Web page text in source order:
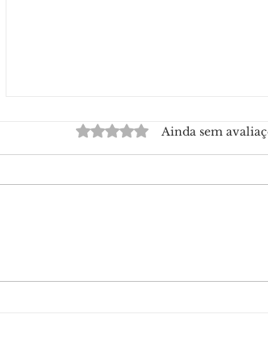
Operação conjunta das polícias
Avaliado com 0 de 5 estrelas.
Ainda sem